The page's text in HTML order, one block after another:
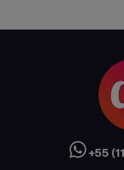
Ciência sem
Cultura Austrália
+55